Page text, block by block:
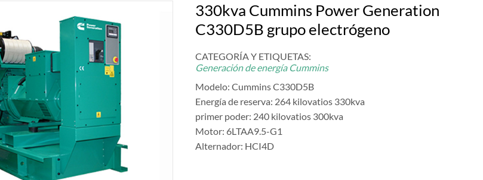
330kva Cummins Power Generation
C330D5B grupo electrógeno
CATEGORÍA Y ETIQUETAS:
Generación de energía Cummins
Modelo: Cummins C330D5B
Energía de reserva: 264 kilovatios 330kva
primer poder: 240 kilovatios 300kva
Motor: 6LTAA9.5-G1
Alternador: HCI4D